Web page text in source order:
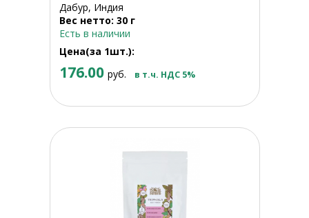
Дабур, Индия
Вес нетто: 30 г
Есть в наличии
Цена(за 1шт.):
176.00 руб. в т.ч. НДС 5%